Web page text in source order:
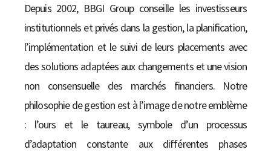
Depuis 2002, BBGI Group conseille les investisseurs
institutionnels et privés dans la gestion, la planification,
l’implémentation et le suivi de leurs placements avec
des solutions adaptées aux changements et une vision
non consensuelle des marchés financiers. Notre
philosophie de gestion est à l’image de notre emblème
: l’ours et le taureau, symbole d’un processus
d’adaptation constante aux différentes phases